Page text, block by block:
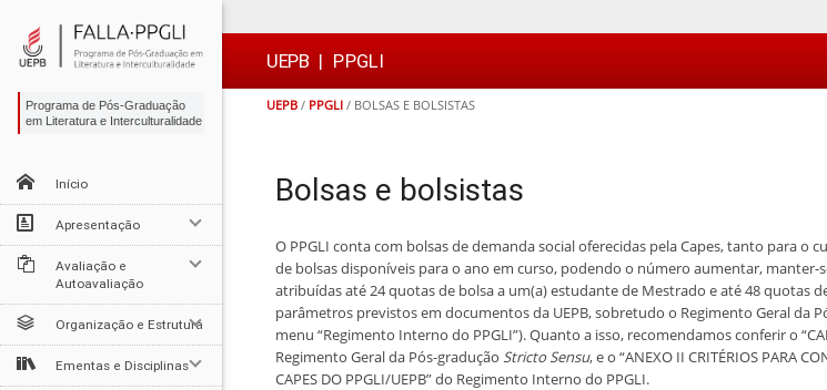
para
para
para
para
 UEPB | PPGLI
UEPB / PPGLI / BOLSAS E BOLSISTAS
Programa de Pós-Graduação
em Literatura e Interculturalidade
Início
Apresentação
Avaliação e
Autoavaliação
Organização e Estrutura
Ementas e Disciplinas
Bolsas e bolsistas
O PPGLI conta com bolsas de demanda social oferecidas pela Capes, tanto para
de bolsas disponíveis para o ano em curso, podendo o número aumentar,
atribuídas até 24 quotas de bolsa a um(a) estudante de Mestrado e até 48 quotas
parâmetros previstos em documentos da UEPB, sobretudo o Regimento Geral da
menu “Regimento Interno do PPGLI”). Quanto a isso, recomendamos conferir o
Regimento Geral da Pós-gradução Stricto Sensu, e o “ANEXO II CRITÉRIOS PARA
CAPES DO PPGLI/UEPB” do Regimento Interno do PPGLI.